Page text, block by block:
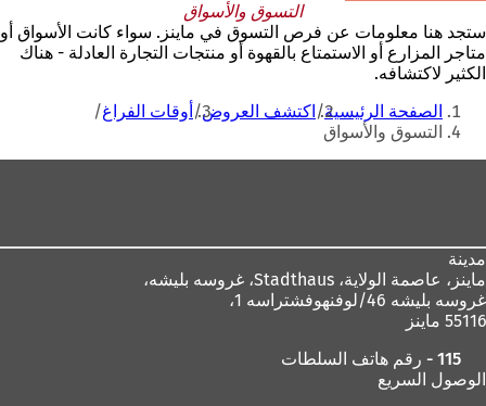
التسوق والأسواق
ستجد هنا معلومات عن فرص التسوق في ماينز. سواء كانت الأسواق أو
متاجر المزارع أو الاستمتاع بالقهوة أو منتجات التجارة العادلة - هناك
الكثير لاكتشافه.
أنت
هنا
الصفحة الرئيسية اكتشف العروض أوقات الفراغ
التسوق والأسواق
مدينة
ماينز، عاصمة الولاية،
غروسه بليشه 46/لوفنهوفشتراسه 1،
55116 ماينز
115 - رقم هاتف السلطات
الوصول السريع